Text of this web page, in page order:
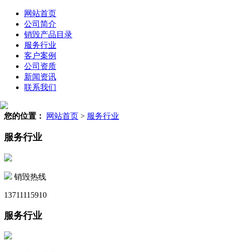
网站首页
公司简介
销毁产品目录
服务行业
客户案例
公司资质
新闻资讯
联系我们
您的位置： 网站首页 > 服务行业
服务行业
销毁热线
13711115910
服务行业